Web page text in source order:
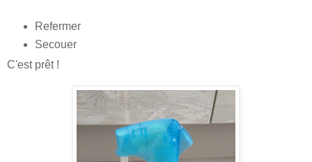
Refermer
Secouer
C'est prêt !